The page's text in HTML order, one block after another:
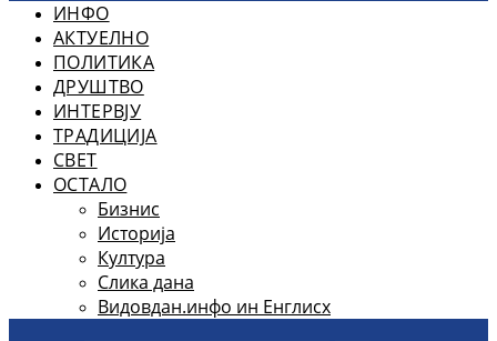
ИНФО
АКТУЕЛНО
ПОЛИТИКА
ДРУШТВО
ИНТЕРВЈУ
ТРАДИЦИЈА
СВЕТ
ОСТАЛО
Бизнис
Историја
Култура
Слика дана
Видовдан.инфо ин Енглисх